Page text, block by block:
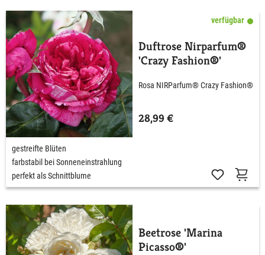
verfügbar
Duftrose Nirparfum®
'Crazy Fashion®'
Rosa NIRParfum® Crazy Fashion®
28,99 €
gestreifte Blüten
farbstabil bei Sonneneinstrahlung
perfekt als Schnittblume
Beetrose 'Marina
Picasso®'